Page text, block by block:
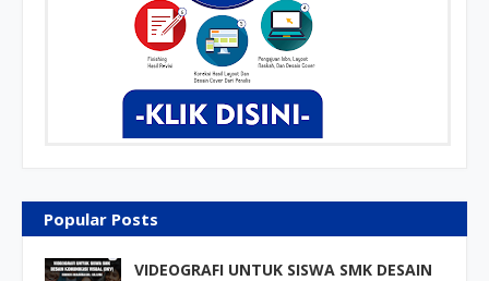
Popular Posts
VIDEOGRAFI UNTUK SISWA SMK DESAIN